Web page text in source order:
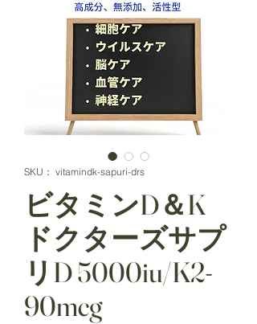
SKU： vitamindk-sapuri-drs
ビタミンD＆K
ドクターズサプ
リD 5000iu/K2-
90mcg